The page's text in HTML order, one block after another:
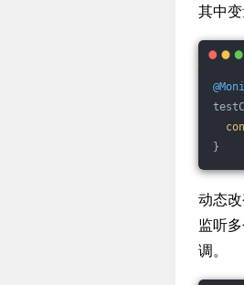
其中
}
动态
监听
调。